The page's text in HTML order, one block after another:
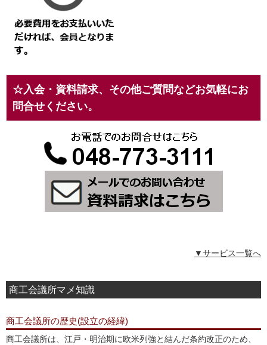
☆入会・資料請求、その他ご質問などお気軽にお
問合せください。
▼サービス一覧へ
商工会議所マメ知識
商工会議所の歴史(設立の経緯)
商工会議所は、江戸・明治期に欧米列強と結んだ条約改正のため、